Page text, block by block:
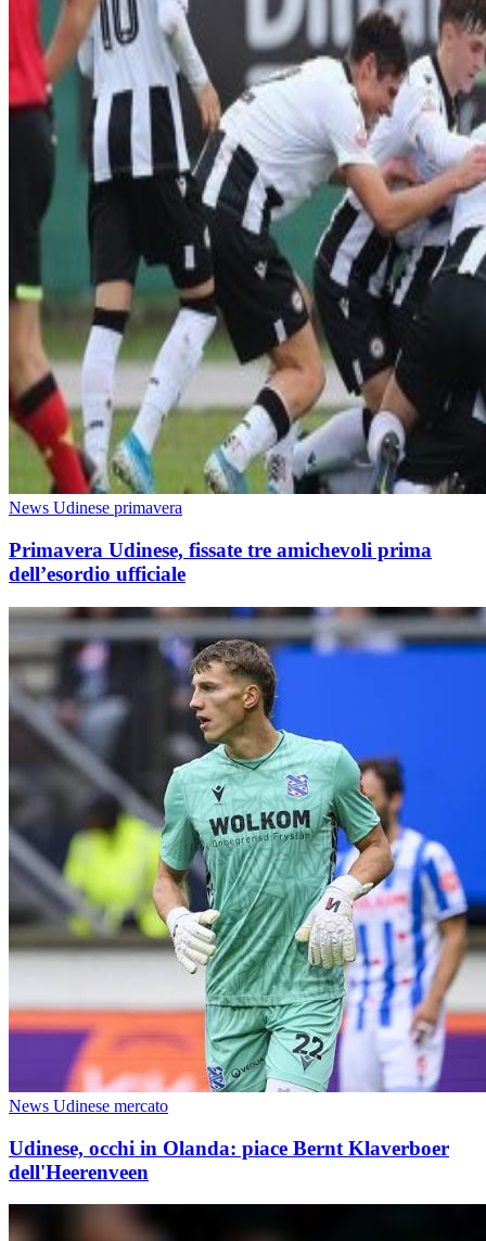
News Udinese primavera
Primavera Udinese, fissate tre amichevoli prima
dell’esordio ufficiale
News Udinese mercato
Udinese, occhi in Olanda: piace Bernt Klaverboer
dell'Heerenveen